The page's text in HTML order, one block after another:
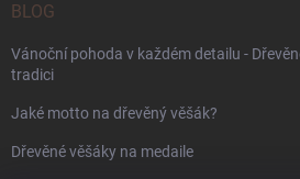
BLOG
Vánoční pohoda v každém detailu -
tradici
Jaké motto na dřevěný věšák?
Dřevěné věšáky na medaile